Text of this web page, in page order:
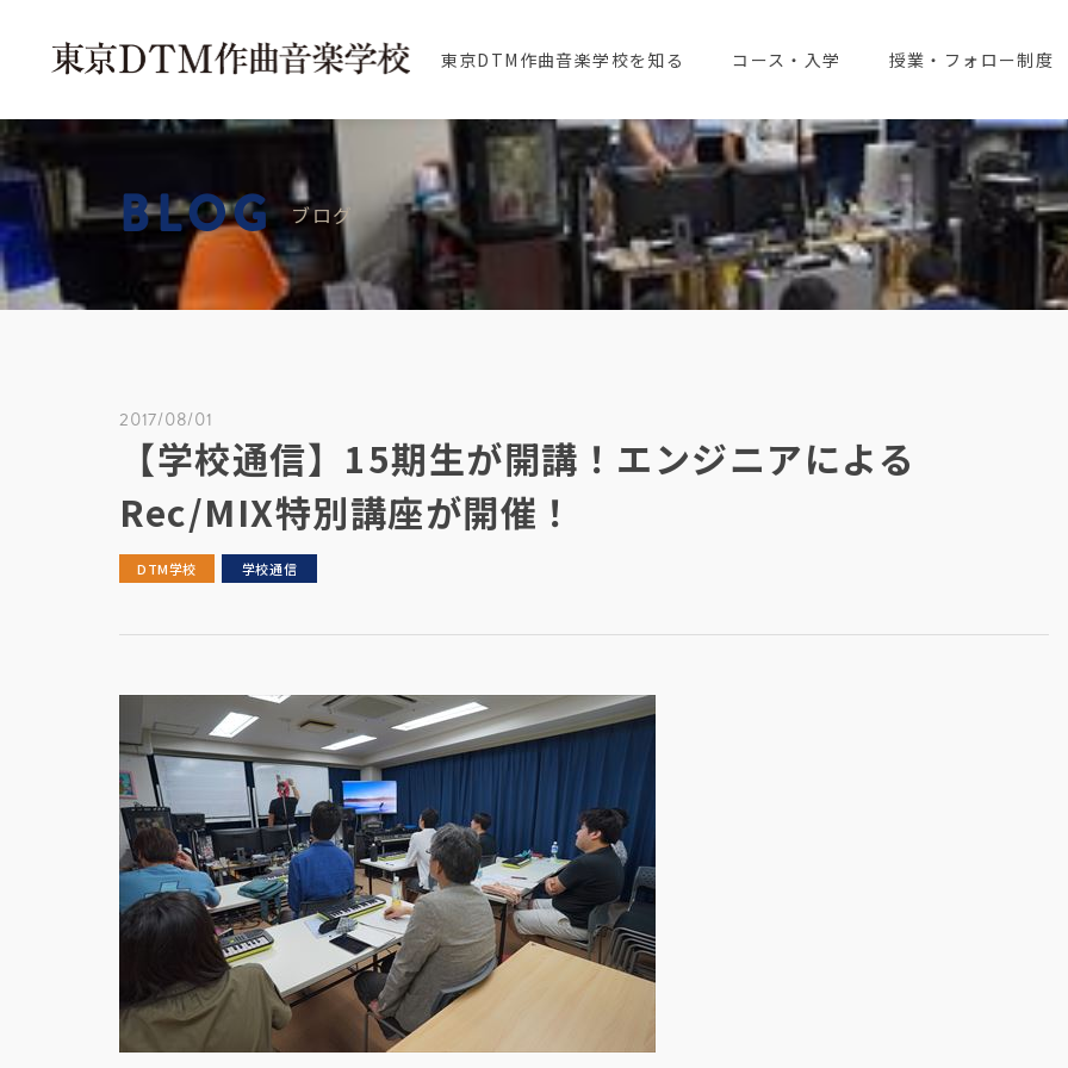
東京DTM作曲音楽学校を知る コース・入学 授業・フォロー制度
BLOG ブログ
2017/08/01
【学校通信】15期生が開講！エンジニアによる
Rec/MIX特別講座が開催！
DTM学校 学校通信